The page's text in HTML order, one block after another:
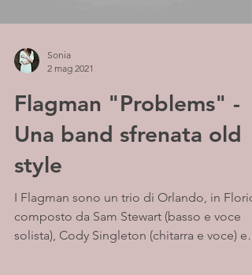
Sonia
2 mag 2021
Flagman "Problems" -
Una band sfrenata old
style
I Flagman sono un trio di Orlando, in
composto da Sam Stewart (basso e voce
solista), Cody Singleton (chitarra e voce) e